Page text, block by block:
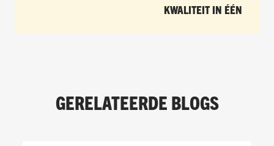
KWALITEIT IN ÉÉN
GERELATEERDE BLOGS